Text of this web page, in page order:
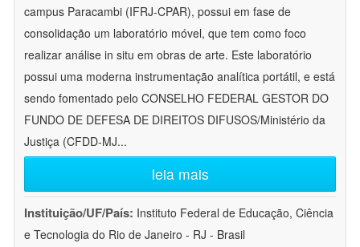
campus Paracambi (IFRJ-CPAR), possui em fase de
consolidação um laboratório móvel, que tem como foco
realizar análise in situ em obras de arte. Este laboratório
possui uma moderna instrumentação analítica portátil, e está
sendo fomentado pelo CONSELHO FEDERAL GESTOR DO
FUNDO DE DEFESA DE DIREITOS DIFUSOS/Ministério da
Justiça (CFDD-MJ...
leia mais
Instituição/UF/País: Instituto Federal de Educação, Ciência
e Tecnologia do Rio de Janeiro - RJ - Brasil